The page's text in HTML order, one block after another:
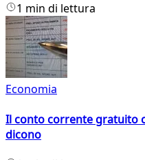
1 min di lettura
Economia
Il conto corrente gratuito
dicono